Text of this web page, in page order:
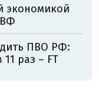
экономикой
ПВО РФ:
раз – FT